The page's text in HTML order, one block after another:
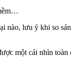
nào, lưu ý khi so
một cái nhìn